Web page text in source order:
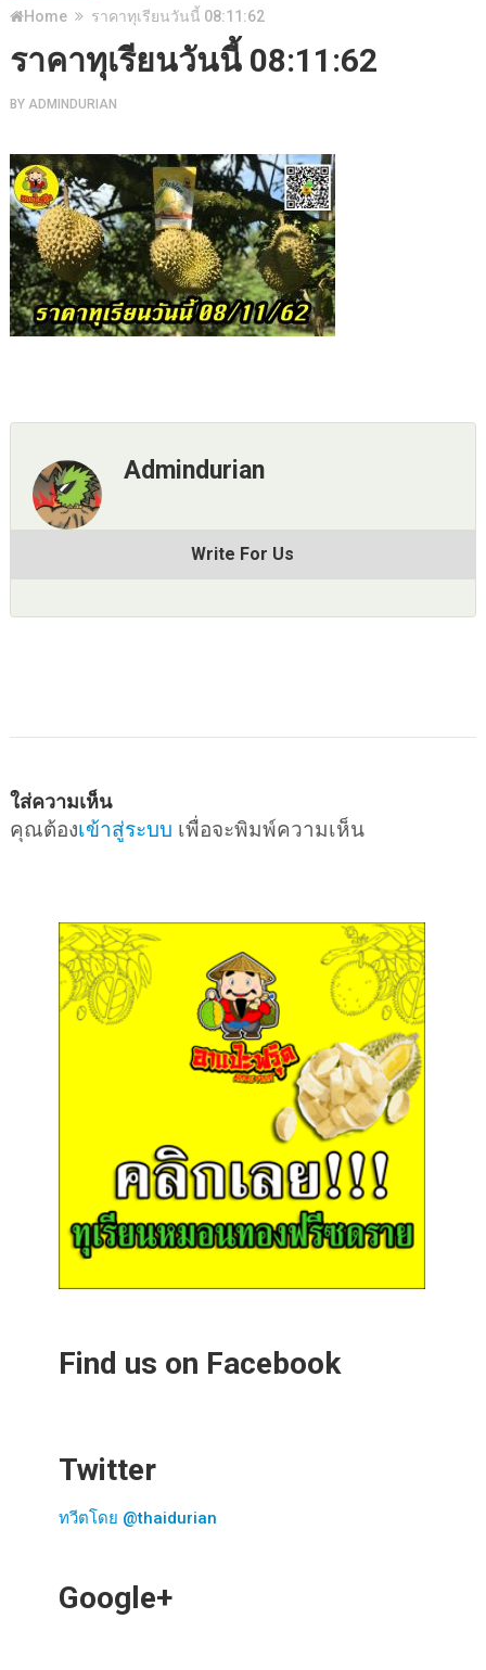
Home ราคาทุเรียนวันนี้ 08:11:62
ราคาทุเรียนวันนี้ 08:11:62
BY ADMINDURIAN
Admindurian
Write For Us
ใส่ความเห็น
คุณต้องเข้าสู่ระบบ เพื่อจะพิมพ์ความเห็น
Find us on Facebook
Twitter
ทวีตโดย @thaidurian
Google+